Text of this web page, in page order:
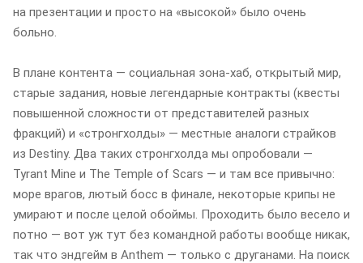
на презентации и просто на «высокой» было очень
больно.
В плане контента — социальная зона-хаб, открытый мир,
старые задания, новые легендарные контракты (квесты
повышенной сложности от представителей разных
фракций) и «стронгхолды» — местные аналоги страйков
из Destiny. Два таких стронгхолда мы опробовали —
Tyrant Mine и The Temple of Scars — и там все привычно:
море врагов, лютый босс в финале, некоторые крипы не
умирают и после целой обоймы. Проходить было весело и
потно — вот уж тут без командной работы вообще никак,
так что эндгейм в Anthem — только с друганами. На поиск